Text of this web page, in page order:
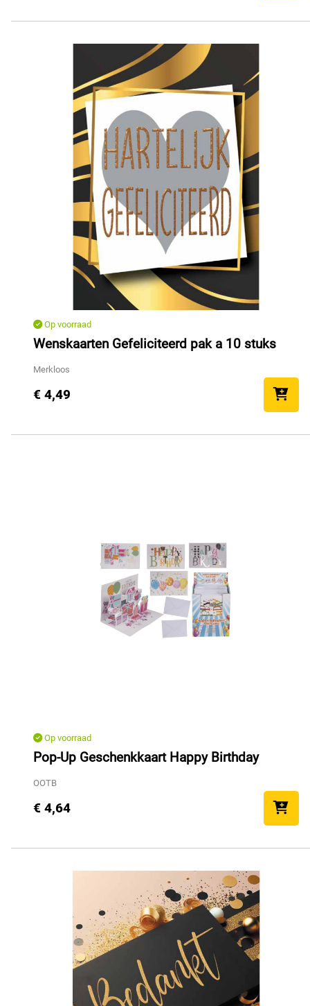
Op voorraad
Wenskaarten Gefeliciteerd pak a 10 stuks
Merkloos
€ 4,49
Op voorraad
Pop-Up Geschenkkaart Happy Birthday
OOTB
€ 4,64